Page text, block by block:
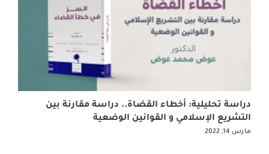
دراسة تحليلية: أخطاء القضاة.. دراسة مقارنة بين
التشريع الإسلامي و القوانين الوضعية
مارس 14, 2022